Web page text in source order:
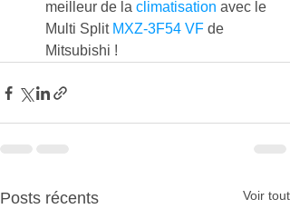
meilleur de la climatisation avec le
Multi Split MXZ-3F54 VF de
Mitsubishi !
Posts récents Voir tout